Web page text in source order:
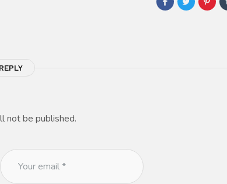
not be published.